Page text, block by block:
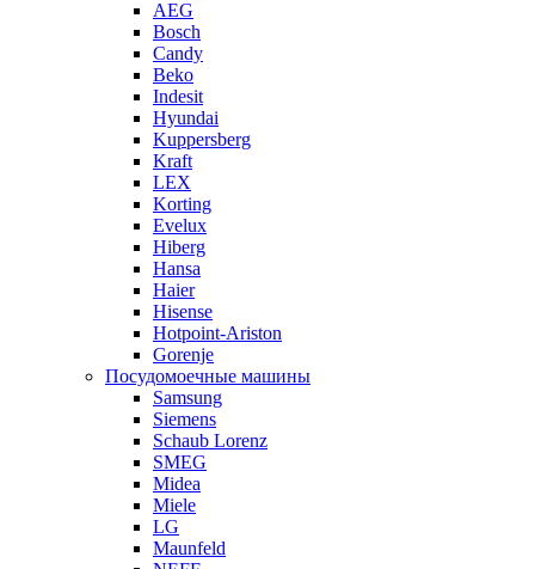
AEG
Bosch
Candy
Beko
Indesit
Hyundai
Kuppersberg
Kraft
LEX
Korting
Evelux
Hiberg
Hansa
Haier
Hisense
Hotpoint-Ariston
Gorenje
Посудомоечные машины
Samsung
Siemens
Schaub Lorenz
SMEG
Midea
Miele
LG
Maunfeld